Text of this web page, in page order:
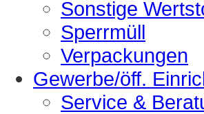
Sonstige
Sperrmüll
Verpackungen
Gewerbe/öff.
Service &